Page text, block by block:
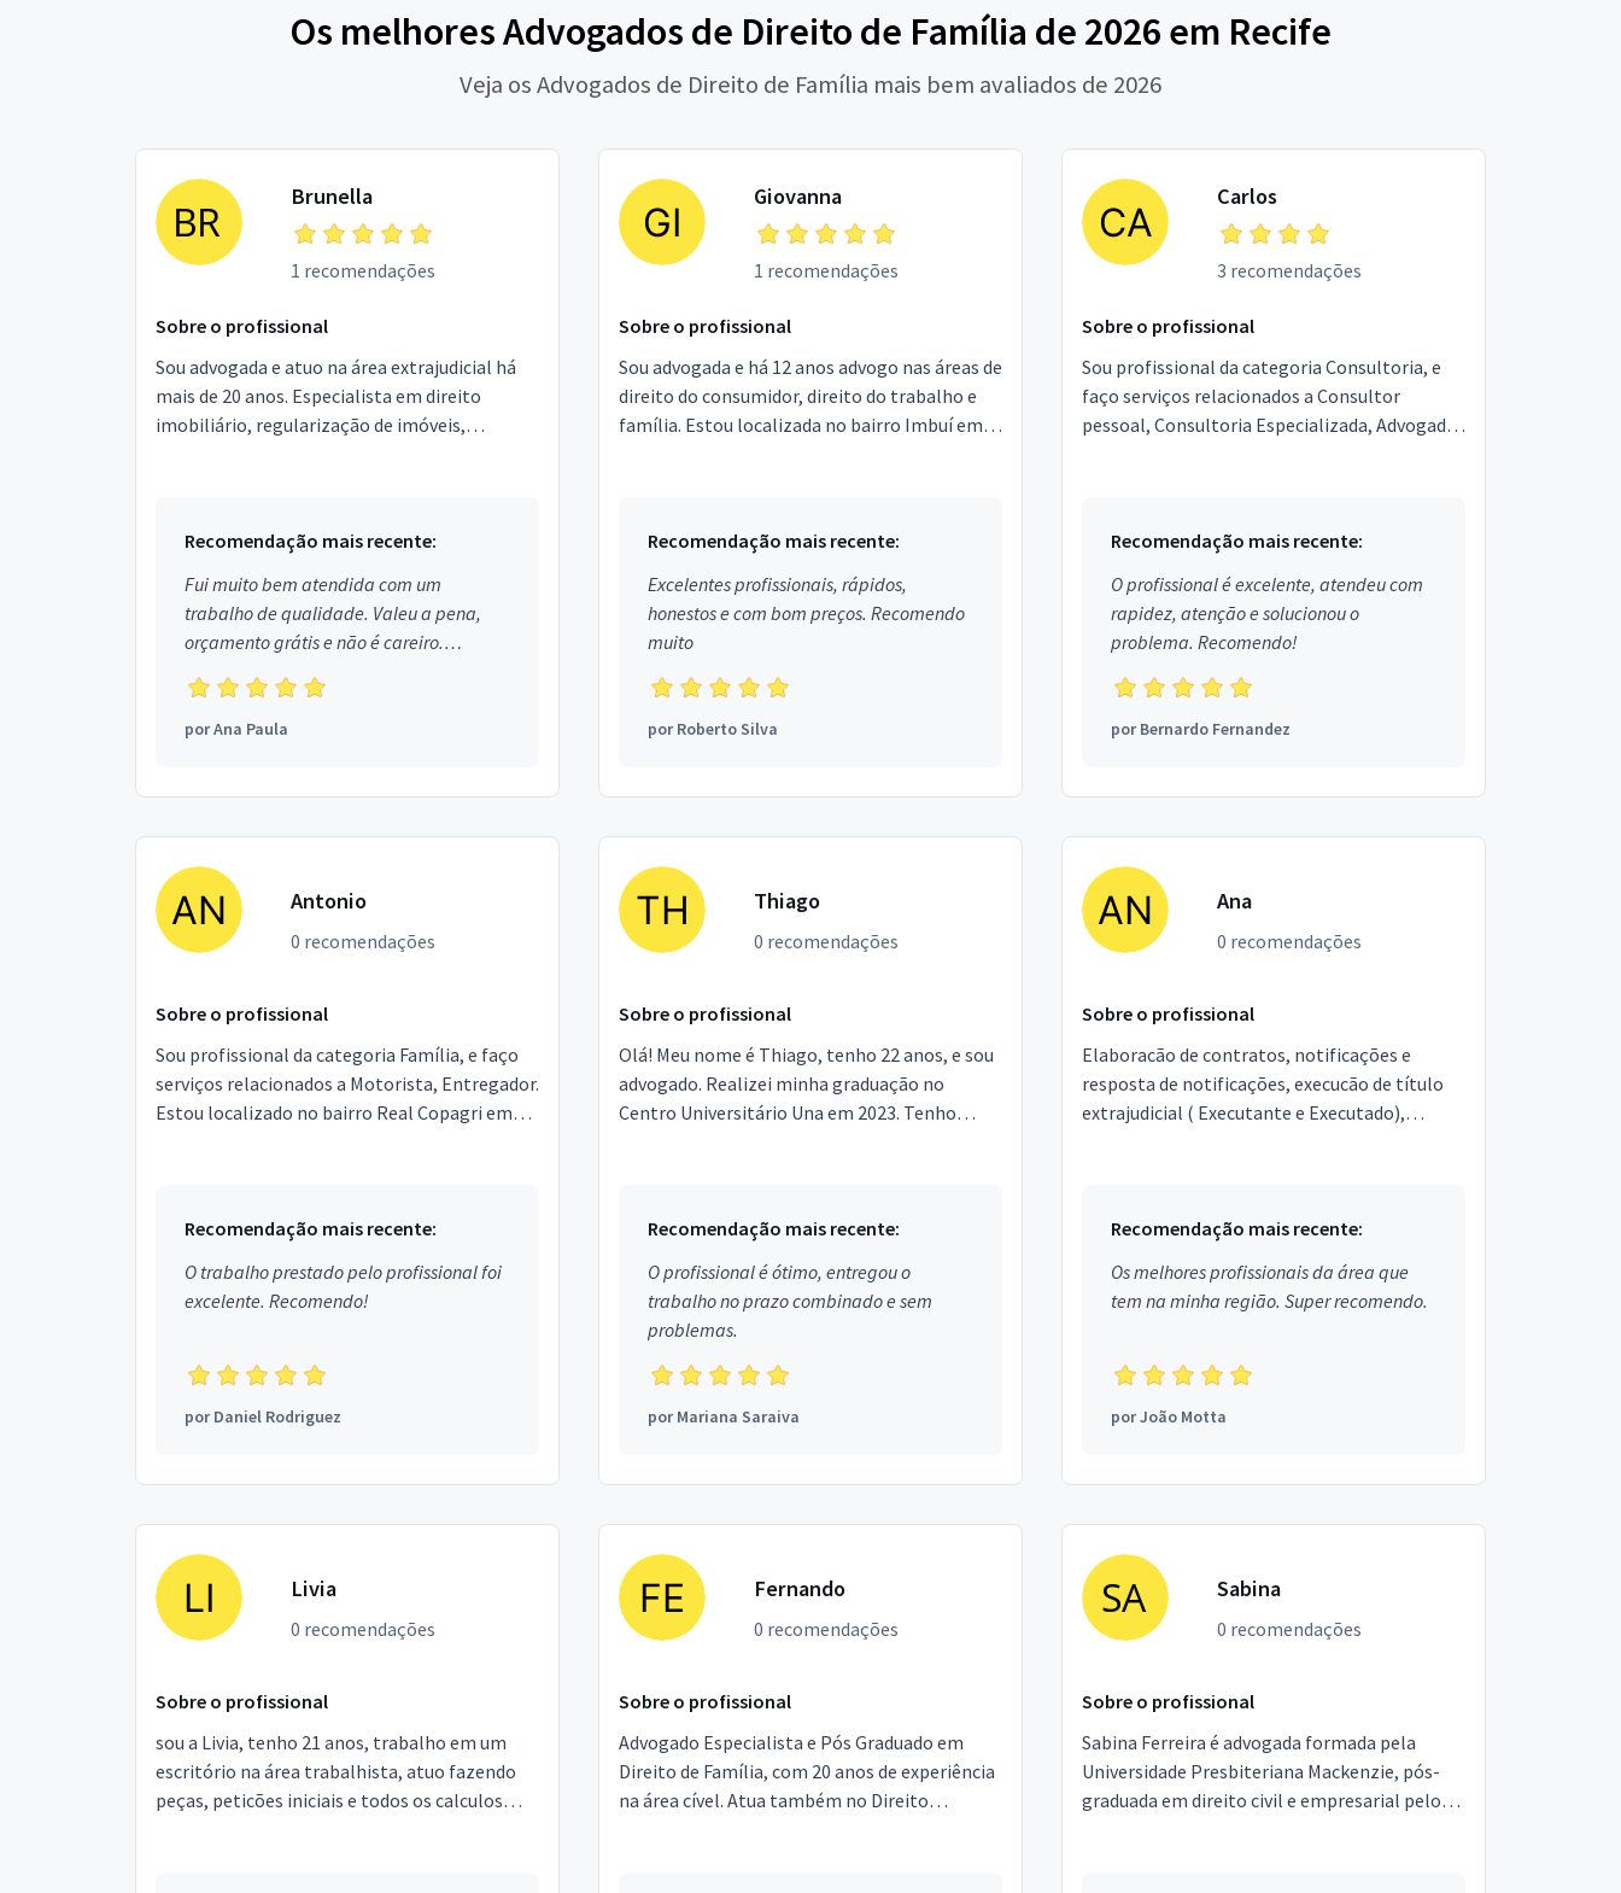
Os melhores Advogados de Direito de Família de 2026 em Recife
Veja os Advogados de Direito de Família mais bem avaliados de 2026
Brunella
1 recomendações
Sobre o profissional
Sou advogada e atuo na área extrajudicial há
mais de 20 anos. Especialista em direito
imobiliário, regularização de imóveis,
Recomendação mais recente:
Fui muito bem atendida com um
trabalho de qualidade. Valeu a pena,
orçamento grátis e não é careiro.
Obrigada!
porAna Paula
Giovanna
1 recomendações
Sobre o profissional
Sou advogada e há 12 anos advogo nas áreas de
direito do consumidor, direito do trabalho e
família. Estou localizada no bairro Imbuí em
Recomendação mais recente:
Excelentes profissionais, rápidos,
honestos e com bom preços. Recomendo
muito
porRoberto Silva
Carlos
3 recomendações
Sobre o profissional
Sou profissional da categoria Consultoria, e
faço serviços relacionados a Consultor
pessoal, Consultoria Especializada, Advogado,
Recomendação mais recente:
O profissional é excelente, atendeu com
rapidez, atenção e solucionou o
problema. Recomendo!
porBernardo Fernandez
Antonio
0 recomendações
Sobre o profissional
Sou profissional da categoria Família, e faço
serviços relacionados a Motorista, Entregador.
Estou localizado no bairro Real Copagri em
Recomendação mais recente:
O trabalho prestado pelo profissional foi
excelente. Recomendo!
porDaniel Rodriguez
Thiago
0 recomendações
Sobre o profissional
Olá! Meu nome é Thiago, tenho 22 anos, e sou
advogado. Realizei minha graduação no
Centro Universitário Una em 2023. Tenho
Recomendação mais recente:
O profissional é ótimo, entregou o
trabalho no prazo combinado e sem
problemas.
porMariana Saraiva
Ana
0 recomendações
Sobre o profissional
Elaboracão de contratos, notificações e
resposta de notificações, execucão de título
extrajudicial ( Executante e Executado),
Recomendação mais recente:
Os melhores profissionais da área que
tem na minha região. Super recomendo.
porJoão Motta
Livia
0 recomendações
Sobre o profissional
sou a Livia, tenho 21 anos, trabalho em um
escritório na área trabalhista, atuo fazendo
peças, peticões iniciais e todos os calculos
Fernando
0 recomendações
Sobre o profissional
Advogado Especialista e Pós Graduado em
Direito de Família, com 20 anos de experiência
na área cível. Atua também no Direito
Sabina
0 recomendações
Sobre o profissional
Sabina Ferreira é advogada formada pela
Universidade Presbiteriana Mackenzie, pós-
graduada em direito civil e empresarial pelo